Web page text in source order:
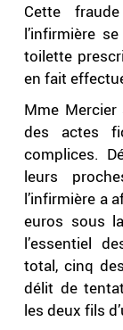
Cette
l’infirmière
toilette
en fait
Mme Mercier
des actes
complices.
leurs
l’infirmière a
euros sous
l’essentiel
total, cinq
délit de
les deux fils